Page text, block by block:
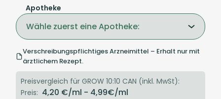
Apotheke
Wähle zuerst eine Apotheke:
Verschreibungspflichtiges Arzneimittel – Erhalt nur mit
ärztlichem Rezept.
Preisvergleich für GROW 10:10 CAN (inkl. MwSt):
Preis: 4,20 €/ml - 4,99€/ml